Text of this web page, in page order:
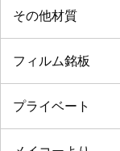
その他材質
フィルム銘板
プライベート